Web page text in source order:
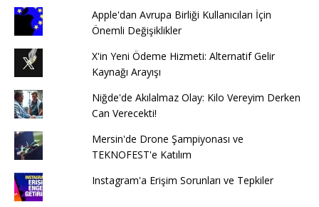
Apple'dan Avrupa Birliği Kullanıcıları İçin
Önemli Değişiklikler
X'in Yeni Ödeme Hizmeti: Alternatif Gelir
Kaynağı Arayışı
Niğde'de Akılalmaz Olay: Kilo Vereyim Derken
Can Verecekti!
Mersin'de Drone Şampiyonası ve
TEKNOFEST'e Katılım
Instagram'a Erişim Sorunları ve Tepkiler